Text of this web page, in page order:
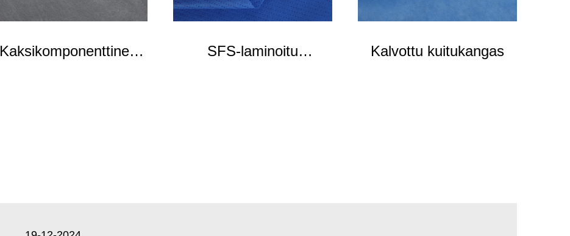
Kaksikomponenttinen
SFS-laminoitu
Kalvottu kuitukangas